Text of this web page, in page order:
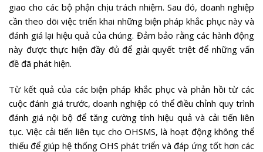
giao cho các bộ phận chịu trách nhiệm. Sau đó, doanh nghiệp
cần theo dõi việc triển khai những biện pháp khắc phục này và
đánh giá lại hiệu quả của chúng. Đảm bảo rằng các hành động
này được thực hiện đầy đủ để giải quyết triệt để những vấn
đề đã phát hiện.
Từ kết quả của các biện pháp khắc phục và phản hồi từ các
cuộc đánh giá trước, doanh nghiệp có thể điều chỉnh quy trình
đánh giá nội bộ để tăng cường tính hiệu quả và cải tiến liên
tục. Việc cải tiến liên tục cho OHSMS, là hoạt động không thể
thiếu để giúp hệ thống OHS phát triển và đáp ứng tốt hơn các